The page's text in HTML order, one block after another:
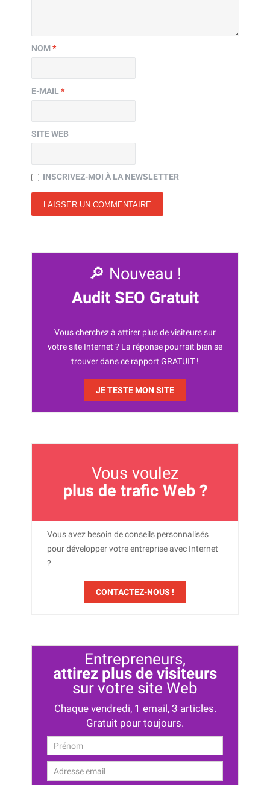
NOM*
E-MAIL*
SITE WEB
INSCRIVEZ-MOI À LA NEWSLETTER
🔎 Nouveau !
Audit SEO Gratuit
Vous cherchez à attirer plus de visiteurs sur
votre site Internet ? La réponse pourrait bien se
trouver dans ce rapport GRATUIT !
JE TESTE MON SITE
Vous voulez
plus de trafic Web ?
Vous avez besoin de conseils personnalisés
pour développer votre entreprise avec Internet
?
CONTACTEZ-NOUS !
Entrepreneurs,
attirez plus de visiteurs
sur votre site Web
Chaque vendredi, 1 email, 3 articles.
Gratuit pour toujours.